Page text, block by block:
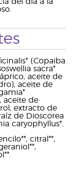
(Copaiba
sacra*
aceite de
aceite de
aceite de
extracto de
de Dioscorea
caryophyllus*.
citral**,